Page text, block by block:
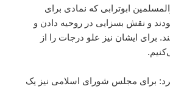
ابوترابی که نمادی برای
و نقش بسزایی در روحیه دادن و
برای ایشان نیز علو درجات را از
برای مجلس شورای اسلامی نیز یک